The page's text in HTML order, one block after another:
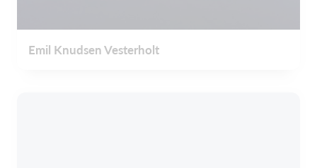
Emil Knudsen Vesterholt